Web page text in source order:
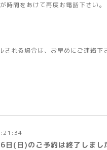
間をあけて再度お電話下さい。
れる場合は、お早めにご連絡下
(日)のご予約は終了しまし